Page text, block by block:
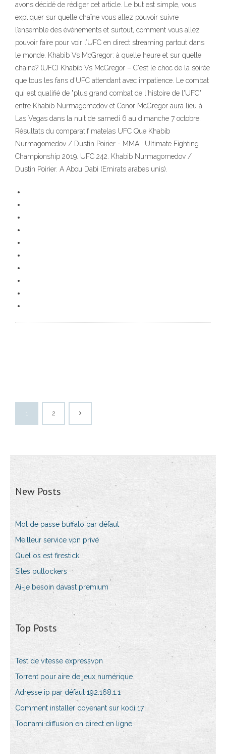
avons décidé de rédiger cet article. Le but est simple, vous
expliquer sur quelle chaîne vous allez pouvoir suivre
l’ensemble des évènements et surtout, comment vous allez
pouvoir faire pour voir l’UFC en direct streaming partout dans
le monde. Khabib Vs McGregor: à quelle heure et sur quelle
chaine? (UFC) Khabib Vs McGregor – C'est le choc de la soirée
que tous les fans d'UFC attendant avec impatience. Le combat
qui est qualifié de "plus grand combat de l'histoire de l'UFC"
entre Khabib Nurmagomedov et Conor McGregor aura lieu à
Las Vegas dans la nuit de samedi 6 au dimanche 7 octobre.
Résultats du comparatif matelas UFC Que Khabib
Nurmagomedov / Dustin Poirier - MMA : Ultimate Fighting
Championship 2019. UFC 242. Khabib Nurmagomedov /
Dustin Poirier. A Abou Dabi (Emirats arabes unis).
1 2
New Posts
Mot de passe buffalo par défaut
Meilleur service vpn privé
Quel os est firestick
Sites putlockers
Ai-je besoin davast premium
Top Posts
Test de vitesse expressvpn
Torrent pour aire de jeux numérique
Adresse ip par défaut 192.168.1.1
Comment installer covenant sur kodi 17
Toonami diffusion en direct en ligne